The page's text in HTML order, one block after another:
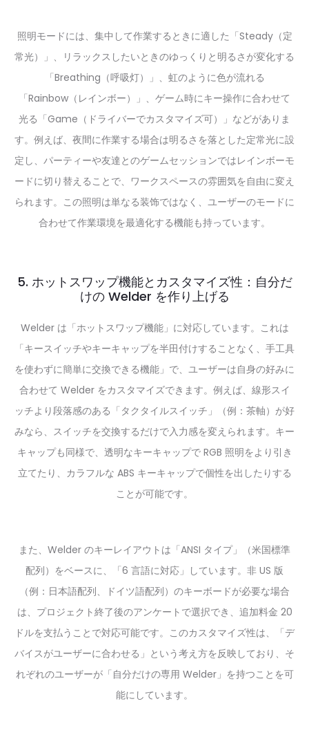
照明モードには、集中して作業するときに適した「Steady（定
常光）」、リラックスしたいときのゆっくりと明るさが変化する
「Breathing（呼吸灯）」、虹のように色が流れる
「Rainbow（レインボー）」、ゲーム時にキー操作に合わせて
光る「Game（ドライバーでカスタマイズ可）」などがありま
す。例えば、夜間に作業する場合は明るさを落とした定常光に設
定し、パーティーや友達とのゲームセッションではレインボーモ
ードに切り替えることで、ワークスペースの雰囲気を自由に変え
られます。この照明は単なる装饰ではなく、ユーザーのモードに
合わせて作業環境を最適化する機能も持っています。
5. ホットスワップ機能とカスタマイズ性：自分だ
けの Welder を作り上げる
Welder は「ホットスワップ機能」に対応しています。これは
「キースイッチやキーキャップを半田付けすることなく、手工具
を使わずに簡単に交換できる機能」で、ユーザーは自身の好みに
合わせて Welder をカスタマイズできます。例えば、線形スイ
ッチより段落感のある「タクタイルスイッチ」（例：茶軸）が好
みなら、スイッチを交換するだけで入力感を変えられます。キー
キャップも同様で、透明なキーキャップで RGB 照明をより引き
立てたり、カラフルな ABS キーキャップで個性を出したりする
ことが可能です。
また、Welder のキーレイアウトは「ANSI タイプ」（米国標準
配列）をベースに、「6 言語に対応」しています。非 US 版
（例：日本語配列、ドイツ語配列）のキーボードが必要な場合
は、プロジェクト終了後のアンケートで選択でき、追加料金 20
ドルを支払うことで対応可能です。このカスタマイズ性は、「デ
バイスがユーザーに合わせる」という考え方を反映しており、そ
れぞれのユーザーが「自分だけの専用 Welder」を持つことを可
能にしています。